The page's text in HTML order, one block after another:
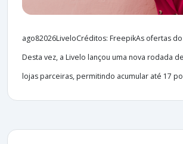
ago82026LiveloCréditos: FreepikAs ofertas
Desta vez, a Livelo lançou uma nova rodada
lojas parceiras, permitindo acumular até 17